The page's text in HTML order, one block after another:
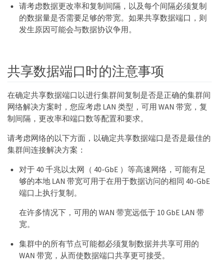
请考虑数据更改率和复制间隔，以及每个间隔必须复制
的数据量是否需要足够的带宽。如果共享数据端口，则
发生原因可能会与数据协议争用。
共享数据端口时的注意事项
在确定共享数据端口以进行集群间复制是否是正确的集群间
网络解决方案时，您应考虑 LAN 类型，可用 WAN 带宽，复
制间隔，更改率和端口数等配置和要求。
请考虑网络的以下方面，以确定共享数据端口是否是最佳的
集群间连接解决方案：
对于 40 千兆以太网（ 40-GbE ）等高速网络，可能有足
够的本地 LAN 带宽可用于在用于数据访问的相同 40-GbE
端口上执行复制。
在许多情况下，可用的 WAN 带宽远低于 10 GbE LAN 带
宽。
集群中的所有节点可能都必须复制数据并共享可用的
WAN 带宽，从而使数据端口共享更可接受。